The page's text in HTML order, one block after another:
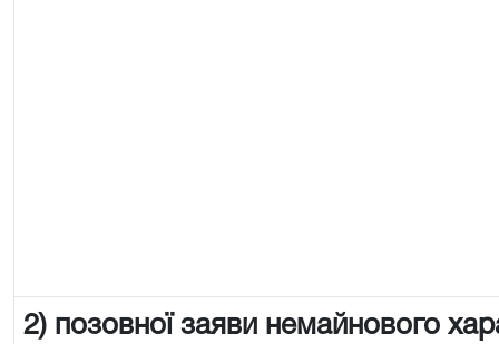
2) позовної заяви немайнового